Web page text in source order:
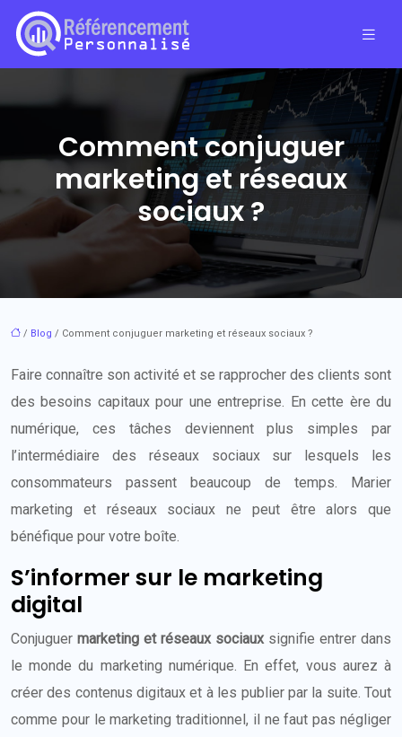
Comment conjuguer
marketing et réseaux
sociaux ?
/ Blog / Comment conjuguer marketing et réseaux sociaux ?
Faire connaître son activité et se rapprocher des clients sont
des besoins capitaux pour une entreprise. En cette ère du
numérique, ces tâches deviennent plus simples par
l’intermédiaire des réseaux sociaux sur lesquels les
consommateurs passent beaucoup de temps. Marier
marketing et réseaux sociaux ne peut être alors que
bénéfique pour votre boîte.
S’informer sur le marketing
digital
Conjuguer marketing et réseaux sociauxsignifie entrer dans
le monde du marketing numérique. En effet, vous aurez à
créer des contenus digitaux et à les publier par la suite. Tout
comme pour le marketing traditionnel, il ne faut pas négliger